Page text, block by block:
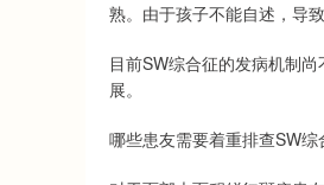
熟。由于孩子不能自述，导
目前SW综合征的发病机制
展。
哪些患友需要着重排查SW综